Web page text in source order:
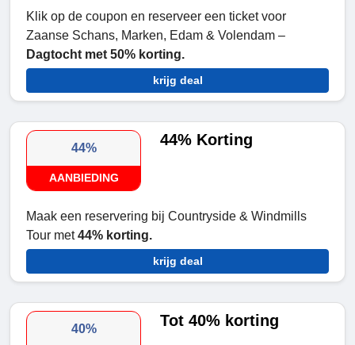
Klik op de coupon en reserveer een ticket voor
Zaanse Schans, Marken, Edam & Volendam –
Dagtocht met 50% korting.
krijg deal
44%
AANBIEDING
44% Korting
Maak een reservering bij Countryside & Windmills
Tour met44% korting.
krijg deal
40% Tot 40% korting